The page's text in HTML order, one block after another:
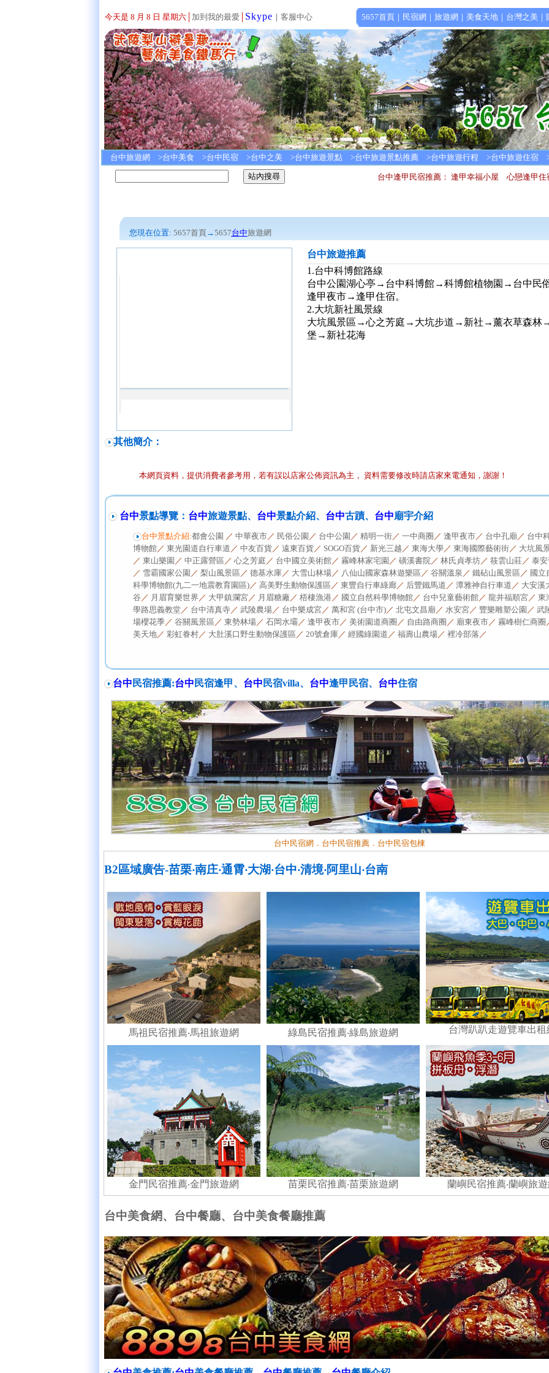
今天是 8 月 8 日 星期六 加到我的最愛 Skype ｜ 客服中心 5657首頁｜ 民宿網 ｜ 旅遊網 ｜ 美食天地｜ 台灣之美 ｜
台中旅遊網 >台中美食 >台中民宿 >台中之美 >台中旅遊景點 >台中旅遊景點推薦 >台中旅遊行程 >台中旅遊住宿
台中逢甲民宿推薦： 逢甲幸福小屋 心戀逢甲住
您現在位置: 5657首頁→5657台中旅遊網
台中旅遊推薦
1.台中科博館路線
台中公園湖心亭→台中科博館→科博館植物園→台中民
逢甲夜市→逢甲住宿。
2.大坑新社風景線
大坑風景區→心之芳庭→大坑步道→新社→薰衣草森林
堡→新社花海
其他簡介：
本網頁資料，提供消費者參考用，若有誤以店家公佈資訊為主， 資料需要修改時請店家來電通知，謝謝！
台中景點導覽： 台中旅遊景點、 台中景點介紹、 台中古蹟、 台中廟宇介紹
台中景點介紹:都會公園 ／ 中華夜市／ 民俗公園 ／ 台中公園 ／ 精明一街／ 一中商圈 ／ 逢甲夜市／ 台中孔廟／ 台中
博物館／ 東光園道自行車道 ／ 中友百貨／ 遠東百貨／ SOGO百貨／ 新光三越 ／ 東海大學／ 東海國際藝術街／ 大坑風
／ 東山樂園 ／ 中正露營區 ／ 心之芳庭 ／ 台中國立美術館／ 霧峰林家宅園 ／ 磺溪書院／ 林氏貞孝坊／ 筱雲山莊／ 泰
／ 雪霸國家公園 ／ 梨山風景區 ／ 德基水庫／ 大雪山林場／ 八仙山國家森林遊樂區 ／ 谷關溫泉 ／ 鐵砧山風景區 ／ 國立
科學博物館(九二一地震教育園區)／ 高美野生動物保護區 ／ 東豐自行車綠廊／ 后豐鐵馬道 ／ 潭雅神自行車道 ／ 大安溪
谷 ／ 月眉育樂世界 ／ 大甲鎮瀾宮／ 月眉糖廠 ／ 梧棲漁港／ 國立自然科學博物館／ 台中兒童藝術館／ 龍井福順宮／ 東
學路思義教堂／ 台中清真寺／ 武陵農場／ 台中樂成宮／ 萬和宮 (台中市)／ 北屯文昌廟／ 水安宮／ 豐樂雕塑公園 ／ 武
場櫻花季 ／ 谷關風景區 ／ 東勢林場／ 石岡水壩／ 逢甲夜市／ 美術園道商圈 ／ 自由路商圈 ／ 廟東夜市／ 霧峰樹仁商圈
美天地／ 彩虹眷村／ 大肚溪口野生動物保護區 ／ 20號倉庫／ 經國綠園道 ／ 福壽山農場／ 裡冷部落 ／
台中 民宿推薦:台中 民宿逢甲、 台中 民宿villa、 台中逢甲民宿、 台中住宿
台中民宿網．台中民宿推薦．台中民宿包棟
B2區域廣告-苗栗‧南庄‧通霄‧大湖‧台中‧清境‧阿里山‧台南
馬祖民宿推薦‧馬祖旅遊網 綠島民宿推薦‧綠島旅遊網 台灣趴趴走遊覽車出租
金門民宿推薦‧金門旅遊網 苗栗民宿推薦‧苗栗旅遊網 蘭嶼民宿推薦‧蘭嶼旅
台中美食網、台中餐廳、台中美食餐廳推薦